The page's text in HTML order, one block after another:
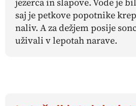
saj je petkove popotnike
naliv. A za dežjem posije
uživali v lepotah narave.